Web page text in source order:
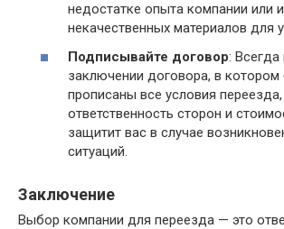
недостатке опыта компании или
некачественных материалов для
Подписывайте договор: Всегда
заключении договора, в котором
прописаны все условия переезда,
ответственность сторон и
защитит вас в случае
ситуаций.
Заключение
Выбор компании для переезда — это